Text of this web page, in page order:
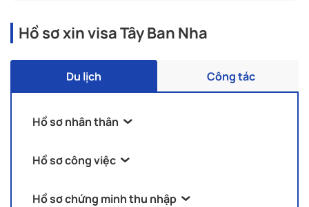
Hồ sơ xin visa Tây Ban Nha
Du lịch Công tác
Hồ sơ nhân thân
ngày dự định rời khỏi Schengen và còn ít
Hồ sơ công việc
Hồ sơ chứng minh thu nhập